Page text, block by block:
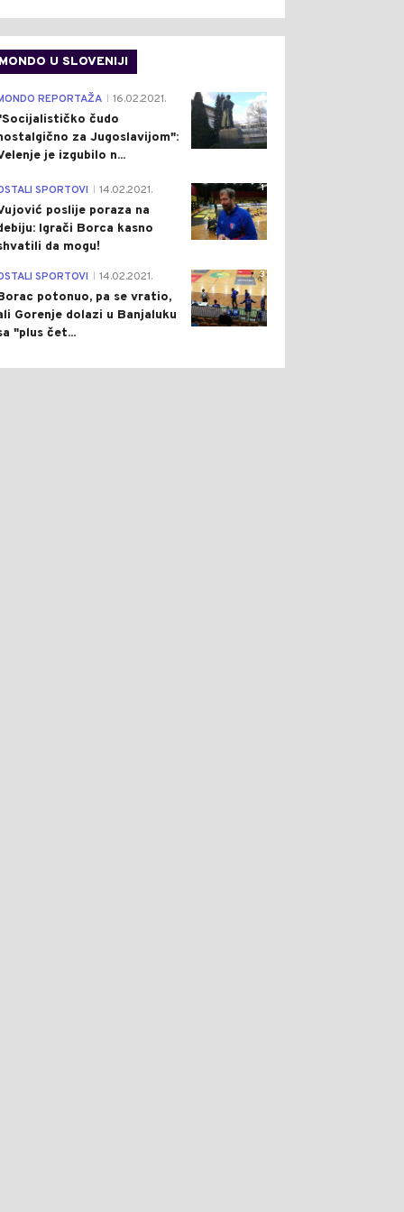
MONDO U SLOVENIJI
4
REPORTAŽA 16.02.2021.
čudo
za Jugoslavijom":
je izgubilo n...
1
SPORTOVI 14.02.2021.
poslije poraza na
Igrači Borca kasno
da mogu!
3
SPORTOVI 14.02.2021.
potonuo, pa se vratio,
Gorenje dolazi u Banjaluku
"plus čet...